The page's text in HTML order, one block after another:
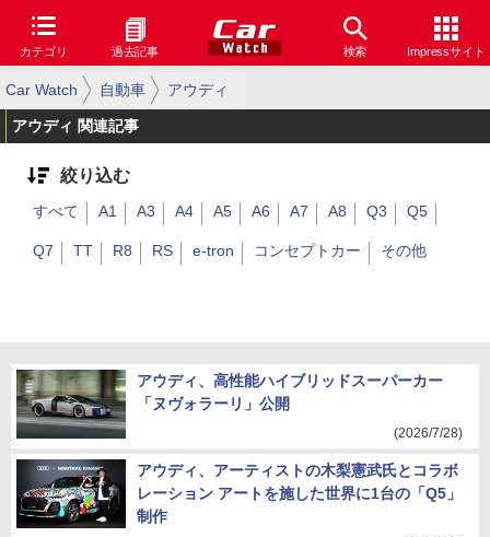
カテゴリ 過去記事 検索 Impressサイト
Car Watch 自動車 アウディ
アウディ 関連記事
絞り込む
すべて A1 A3 A4 A5 A6 A7 A8 Q3 Q5
Q7 TT R8 RS e-tron コンセプトカー その他
アウディ、高性能ハイブリッドスーパーカー
「ヌヴォラーリ」公開
(2026/7/28)
アウディ、アーティストの木梨憲武氏とコラボ
レーション アートを施した世界に1台の「Q5」
制作